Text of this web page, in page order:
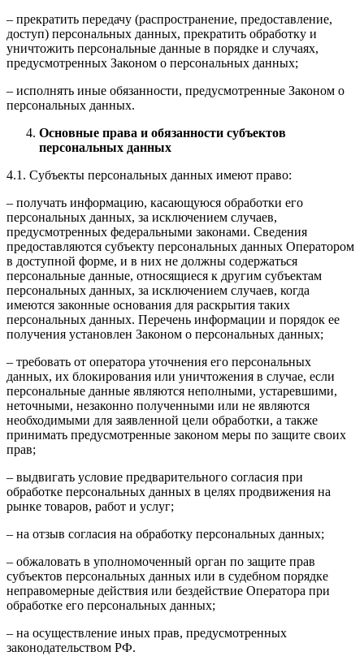
– прекратить передачу (распространение, предоставление,
доступ) персональных данных, прекратить обработку и
уничтожить персональные данные в порядке и случаях,
предусмотренных Законом о персональных данных;
– исполнять иные обязанности, предусмотренные Законом о
персональных данных.
Основные права и обязанности субъектов
персональных данных
4.1. Субъекты персональных данных имеют право:
– получать информацию, касающуюся обработки его
персональных данных, за исключением случаев,
предусмотренных федеральными законами. Сведения
предоставляются субъекту персональных данных Оператором
в доступной форме, и в них не должны содержаться
персональные данные, относящиеся к другим субъектам
персональных данных, за исключением случаев, когда
имеются законные основания для раскрытия таких
персональных данных. Перечень информации и порядок ее
получения установлен Законом о персональных данных;
– требовать от оператора уточнения его персональных
данных, их блокирования или уничтожения в случае, если
персональные данные являются неполными, устаревшими,
неточными, незаконно полученными или не являются
необходимыми для заявленной цели обработки, а также
принимать предусмотренные законом меры по защите своих
прав;
– выдвигать условие предварительного согласия при
обработке персональных данных в целях продвижения на
рынке товаров, работ и услуг;
– на отзыв согласия на обработку персональных данных;
– обжаловать в уполномоченный орган по защите прав
субъектов персональных данных или в судебном порядке
неправомерные действия или бездействие Оператора при
обработке его персональных данных;
– на осуществление иных прав, предусмотренных
законодательством РФ.